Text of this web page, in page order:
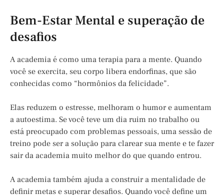
Bem-Estar Mental e superação de
desafios
A academia é como uma terapia para a mente. Quando
você se exercita, seu corpo libera endorfinas, que são
conhecidas como “hormônios da felicidade”.
Elas reduzem o estresse, melhoram o humor e aumentam
a autoestima. Se você teve um dia ruim no trabalho ou
está preocupado com problemas pessoais, uma sessão de
treino pode ser a solução para clarear sua mente e te fazer
sair da academia muito melhor do que quando entrou.
A academia também ajuda a construir a mentalidade de
definir metas e superar desafios. Quando você define um